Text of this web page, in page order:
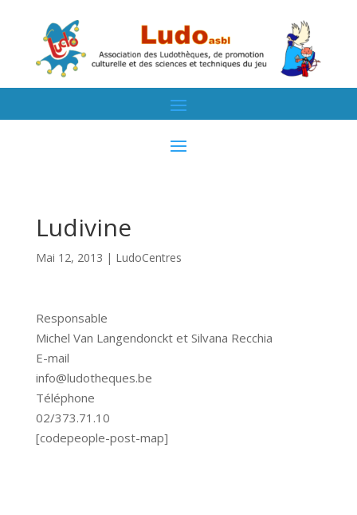
Ludivine
Mai 12, 2013 | LudoCentres
Responsable
Michel Van Langendonckt et Silvana Recchia
E-mail
info@ludotheques.be
Téléphone
02/373.71.10
[codepeople-post-map]